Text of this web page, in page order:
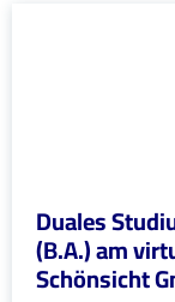
Duales
(B.A.) am
Schönsicht